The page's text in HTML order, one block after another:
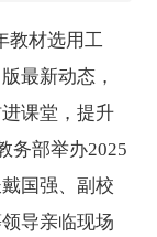
教材选用工
最新动态，
课堂，提升
务部举办2025
国强、副校
导亲临现场